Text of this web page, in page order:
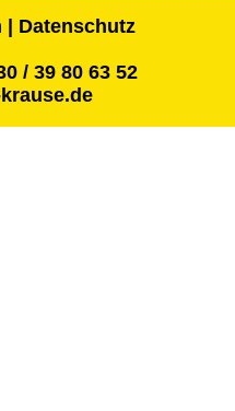
| Datenschutz
/ 39 80 63 52